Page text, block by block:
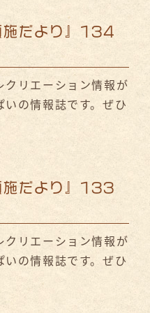
施だより』134
リエーション情報が
の情報誌です。ぜひ
施だより』133
リエーション情報が
の情報誌です。ぜひ